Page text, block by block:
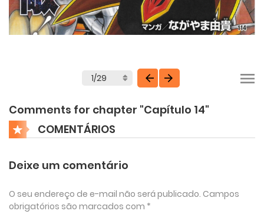
Comments for chapter "Capítulo 14"
COMENTÁRIOS
Deixe um comentário
O seu endereço de e-mail não será publicado. Campos
obrigatórios são marcados com *